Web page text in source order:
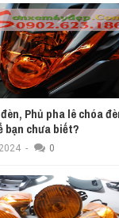
Phủ pha lê chóa
bạn chưa biết?
2024 - 0